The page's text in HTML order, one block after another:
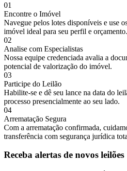
01
Encontre o Imóvel
Navegue pelos lotes disponíveis e use
imóvel ideal para seu perfil e orçamento.
02
Analise com Especialistas
Nossa equipe credenciada avalia a
potencial de valorização do imóvel.
03
Participe do Leilão
Habilite-se e dê seu lance na data do
processo presencialmente ao seu lado.
04
Arrematação Segura
Com a arrematação confirmada,
transferência com segurança jurídica
Receba alertas de novos leilões